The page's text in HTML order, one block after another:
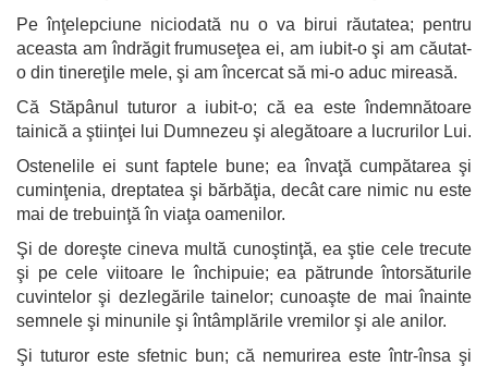
Pe înţelepciune niciodată nu o va birui răutatea; pentru
aceasta am îndrăgit frumuseţea ei, am iubit-o şi am căutat-
o din tinereţile mele, şi am încercat să mi-o aduc mireasă.
Că Stăpânul tuturor a iubit-o; că ea este îndemnătoare
tainică a ştiinţei lui Dumnezeu şi alegătoare a lucrurilor Lui.
Ostenelile ei sunt faptele bune; ea învaţă cumpătarea şi
cuminţenia, dreptatea şi bărbăţia, decât care nimic nu este
mai de trebuinţă în viaţa oamenilor.
Şi de doreşte cineva multă cunoştinţă, ea ştie cele trecute
şi pe cele viitoare le închipuie; ea pătrunde întorsăturile
cuvintelor şi dezlegările tainelor; cunoaşte de mai înainte
semnele şi minunile şi întâmplările vremilor şi ale anilor.
Şi tuturor este sfetnic bun; că nemurirea este într-însa şi